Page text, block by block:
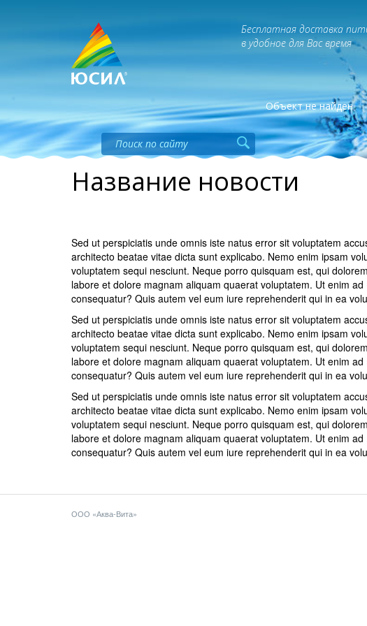
Бесплатная доставка
в удобное для Вас время
Объект не найден
Название новости
Sed ut perspiciatis unde omnis iste natus error sit voluptatem
architecto beatae vitae dicta sunt explicabo. Nemo enim ipsam
voluptatem sequi nesciunt. Neque porro quisquam est, qui
labore et dolore magnam aliquam quaerat voluptatem. Ut enim
consequatur? Quis autem vel eum iure reprehenderit qui in ea
Sed ut perspiciatis unde omnis iste natus error sit voluptatem
architecto beatae vitae dicta sunt explicabo. Nemo enim ipsam
voluptatem sequi nesciunt. Neque porro quisquam est, qui
labore et dolore magnam aliquam quaerat voluptatem. Ut enim
consequatur? Quis autem vel eum iure reprehenderit qui in ea
Sed ut perspiciatis unde omnis iste natus error sit voluptatem
architecto beatae vitae dicta sunt explicabo. Nemo enim ipsam
voluptatem sequi nesciunt. Neque porro quisquam est, qui
labore et dolore magnam aliquam quaerat voluptatem. Ut enim
consequatur? Quis autem vel eum iure reprehenderit qui in ea
ООО «Аква-Вита»